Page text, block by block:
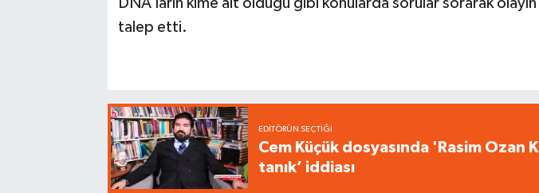
DNA’ların kime ait olduğu gibi konularda sorular sorarak olayın
talep etti.
EDITÖRÜN SEÇTIĞI
Cem Küçük dosyasında 'Rasim Ozan
tanık’ iddiası